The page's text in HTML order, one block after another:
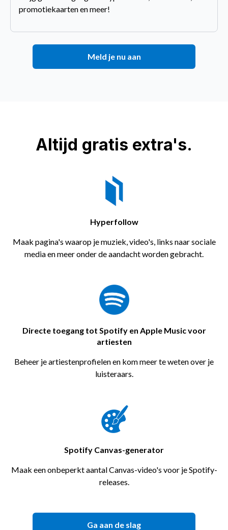
promotiekaarten en meer!
Meld je nu aan
Altijd gratis extra's.
Hyperfollow
Maak pagina's waarop je muziek, video's, links naar sociale
media en meer onder de aandacht worden gebracht.
Directe toegang tot Spotify en Apple Music voor
artiesten
Beheer je artiestenprofielen en kom meer te weten over je
luisteraars.
Spotify Canvas-generator
Maak een onbeperkt aantal Canvas-video's voor je Spotify-
releases.
Ga aan de slag